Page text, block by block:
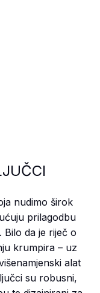
nudimo širok
prilagodbu
Bilo da je riječ o
krumpira – uz
alat
su robusni,